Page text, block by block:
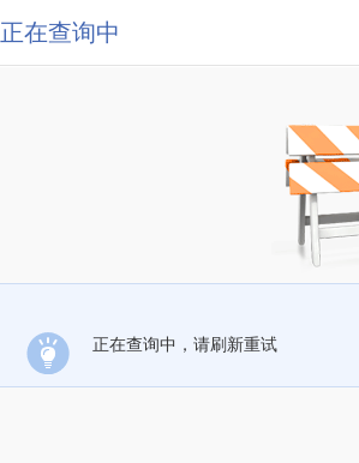
正在查询中
正在查询中，请刷新重试